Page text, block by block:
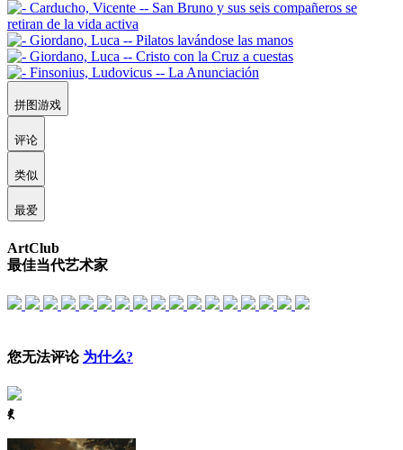
拼图游戏
评论
类似
最爱
ArtClub
最佳当代艺术家
您无法评论 为什么?
ꈅ